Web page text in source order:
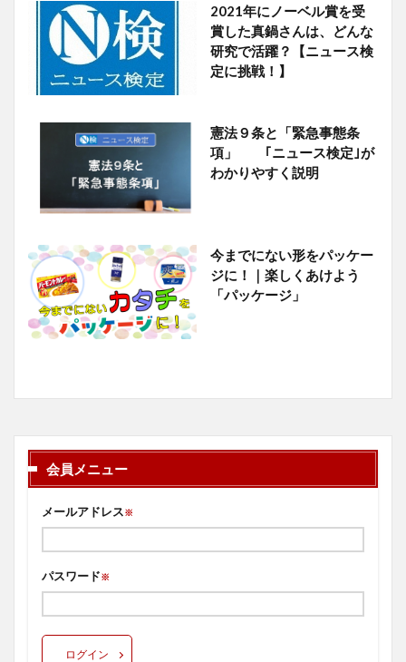
2021年にノーベル賞を受
賞した真鍋さんは、どんな
研究で活躍？【ニュース検
定に挑戦！】
憲法９条と「緊急事態条
項」 ｢ニュース検定｣が
わかりやすく説明
今までにない形をパッケー
ジに！｜楽しくあけよう
「パッケージ」
会員メニュー
メールアドレス※
パスワード※
ログイン